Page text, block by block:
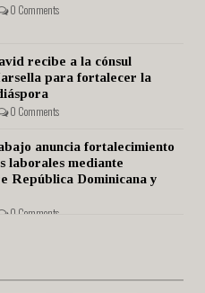
0 Comments
recibe a la cónsul
para fortalecer la
0 Comments
anuncia fortalecimiento
laborales mediante
República Dominicana y
0 Comments